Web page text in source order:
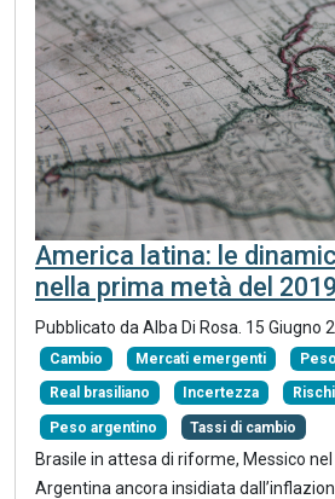
America latina: le
nella prima metà del 2019
Pubblicato da Alba Di Rosa. 15 Giugno
Cambio Mercati emergenti
Real brasiliano Incertezza
Peso argentino Tassi di cambio
Brasile in attesa di riforme, Messico
Argentina ancora insidiata